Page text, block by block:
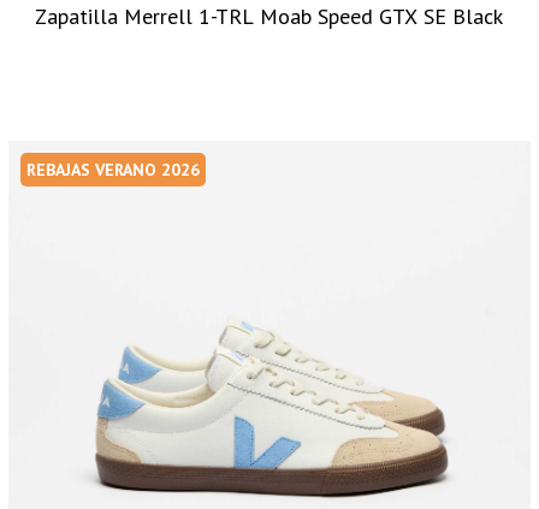
Zapatilla Merrell 1-TRL Moab Speed GTX SE Black
REBAJAS VERANO 2026